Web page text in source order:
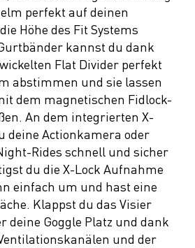
perfekt auf deinen
Höhe des Fit Systems
kannst du dank
Flat Divider perfekt
abstimmen und sie lassen
dem magnetischen Fidlock-
An dem integrierten X-
deine Actionkamera oder
Rides schnell und sicher
du die X-Lock Aufnahme
einfach um und hast eine
Klappst du das Visier
deine Goggle Platz und dank
und der